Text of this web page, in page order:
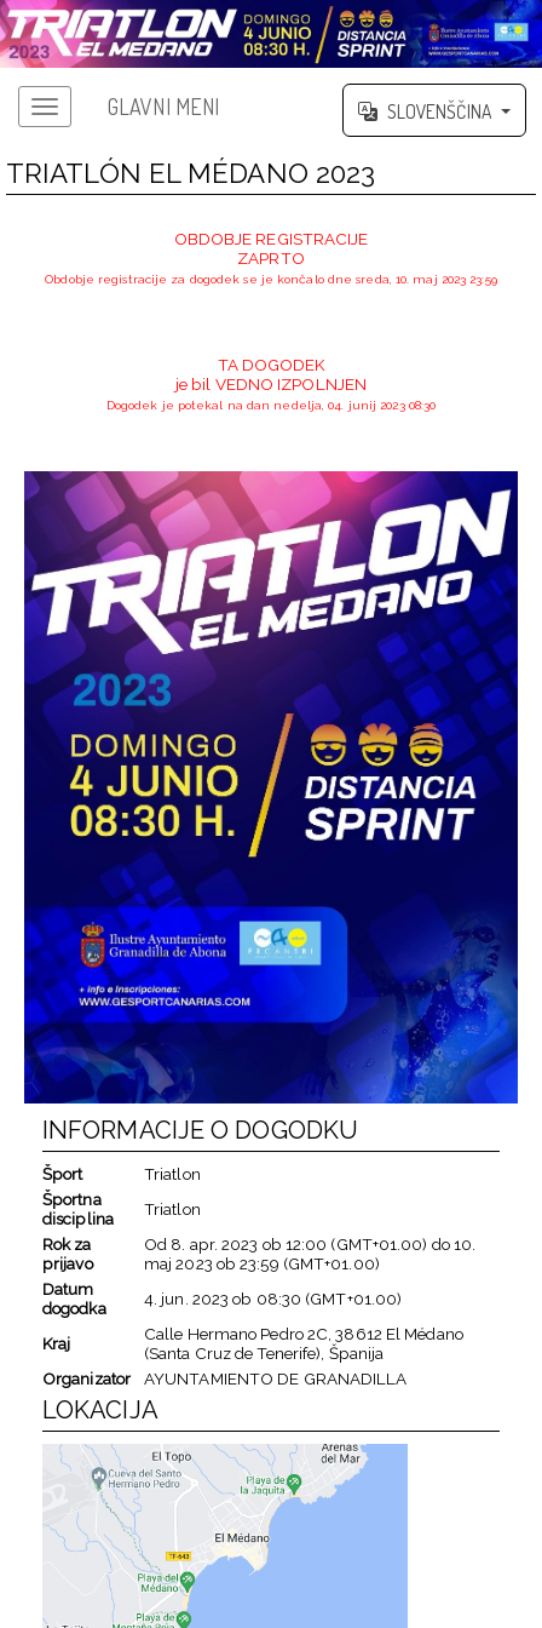
GLAVNI MENI SLOVENŠČINA
TRIATLÓN EL MÉDANO 2023
OBDOBJE REGISTRACIJE
ZAPRTO
Obdobje registracije za dogodek se je končalo dne sreda, 10. maj 2023 23:59
TA DOGODEK
je bil VEDNO IZPOLNJEN
Dogodek je potekal na dan nedelja, 04. junij 2023 08:30
INFORMACIJE O DOGODKU
Šport
Triatlon
Športna
disciplina
Triatlon
Rok za
prijavo
Od 8. apr. 2023 ob 12:00 (GMT+01.00) do10.
maj 2023 ob23:59 (GMT+01.00)
Datum
dogodka
4. jun. 2023 ob 08:30 (GMT+01.00)
Kraj
Calle Hermano Pedro 2C, 38612 El Médano
(Santa Cruz de Tenerife), Španija
Organizator
AYUNTAMIENTO DE GRANADILLA
LOKACIJA